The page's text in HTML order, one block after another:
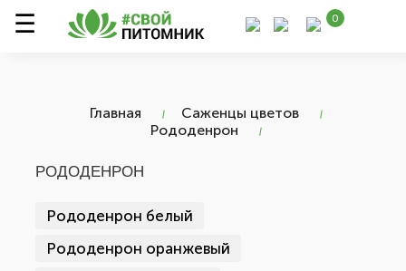
0
Главная
Саженцы цветов
Рододенрон
РОДОДЕНРОН
Рододенрон белый
Рододенрон оранжевый